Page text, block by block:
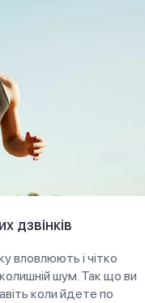
дзвінків
вловлюють і чітко
шум. Так що ви
коли йдете по